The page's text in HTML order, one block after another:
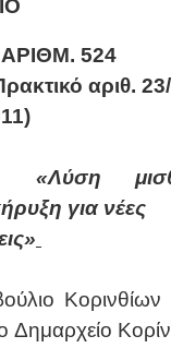
524
αριθ.
«Λύση
για νέες
Κορινθίων
Δημαρχείο